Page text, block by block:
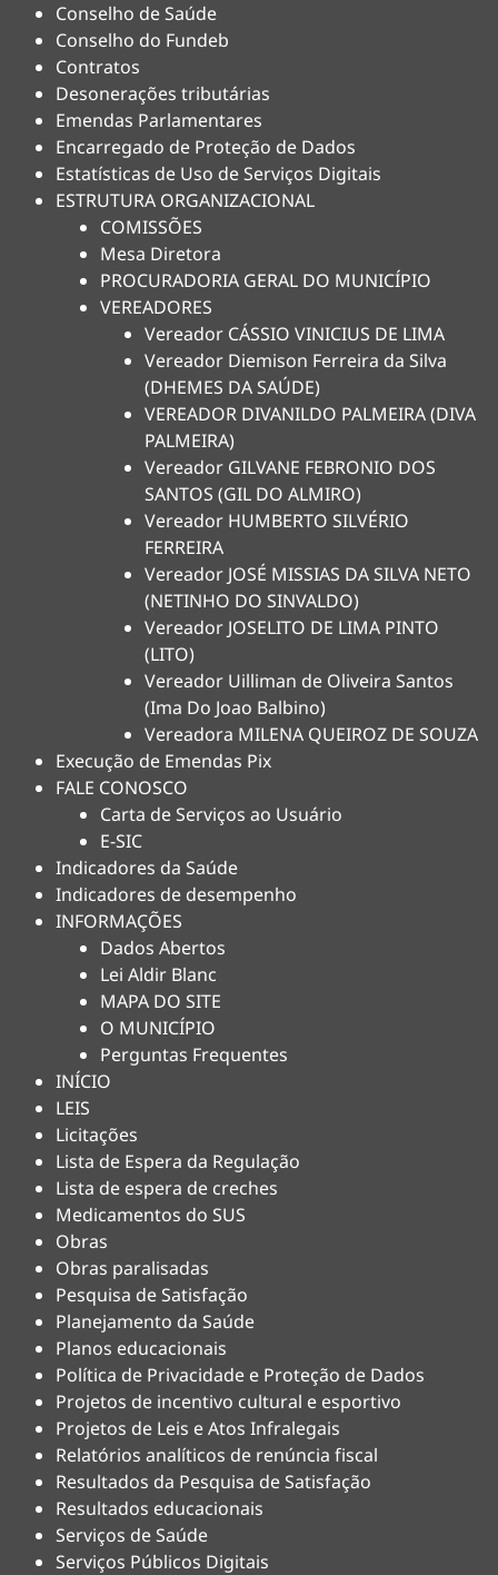
Conselho de Saúde
Conselho do Fundeb
Contratos
Desonerações tributárias
Emendas Parlamentares
Encarregado de Proteção de Dados
Estatísticas de Uso de Serviços Digitais
ESTRUTURA ORGANIZACIONAL
COMISSÕES
Mesa Diretora
PROCURADORIA GERAL DO MUNICÍPIO
VEREADORES
Vereador CÁSSIO VINICIUS DE LIMA
Vereador Diemison Ferreira da Silva
(DHEMES DA SAÚDE)
VEREADOR DIVANILDO PALMEIRA (DIVA
PALMEIRA)
Vereador GILVANE FEBRONIO DOS
SANTOS (GIL DO ALMIRO)
Vereador HUMBERTO SILVÉRIO
FERREIRA
Vereador JOSÉ MISSIAS DA SILVA NETO
(NETINHO DO SINVALDO)
Vereador JOSELITO DE LIMA PINTO
(LITO)
Vereador Uilliman de Oliveira Santos
(Ima Do Joao Balbino)
Vereadora MILENA QUEIROZ DE SOUZA
Execução de Emendas Pix
FALE CONOSCO
Carta de Serviços ao Usuário
E-SIC
Indicadores da Saúde
Indicadores de desempenho
INFORMAÇÕES
Dados Abertos
Lei Aldir Blanc
MAPA DO SITE
O MUNICÍPIO
Perguntas Frequentes
INÍCIO
LEIS
Licitações
Lista de Espera da Regulação
Lista de espera de creches
Medicamentos do SUS
Obras
Obras paralisadas
Pesquisa de Satisfação
Planejamento da Saúde
Planos educacionais
Política de Privacidade e Proteção de Dados
Projetos de incentivo cultural e esportivo
Projetos de Leis e Atos Infralegais
Relatórios analíticos de renúncia fiscal
Resultados da Pesquisa de Satisfação
Resultados educacionais
Serviços de Saúde
Serviços Públicos Digitais